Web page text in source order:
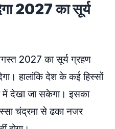
2027 का सूर्य
2027 का सूर्य ग्रहण
हालांकि देश के कई हिस्सों
देखा जा सकेगा। इसका
चंद्रमा से ढका नजर